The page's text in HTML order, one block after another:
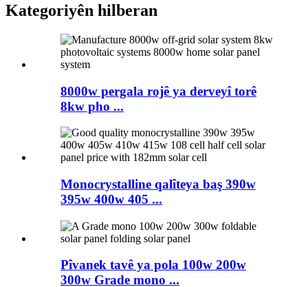
Kategoriyên hilberan
8000w pergala rojê ya derveyî torê
8kw pho ...
Monocrystalline qalîteya baş 390w
395w 400w 405 ...
Pîvanek tavê ya pola 100w 200w
300w Grade mono ...